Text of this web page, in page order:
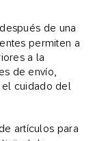
después de una
permiten a
a la
de envío,
cuidado del
artículos para